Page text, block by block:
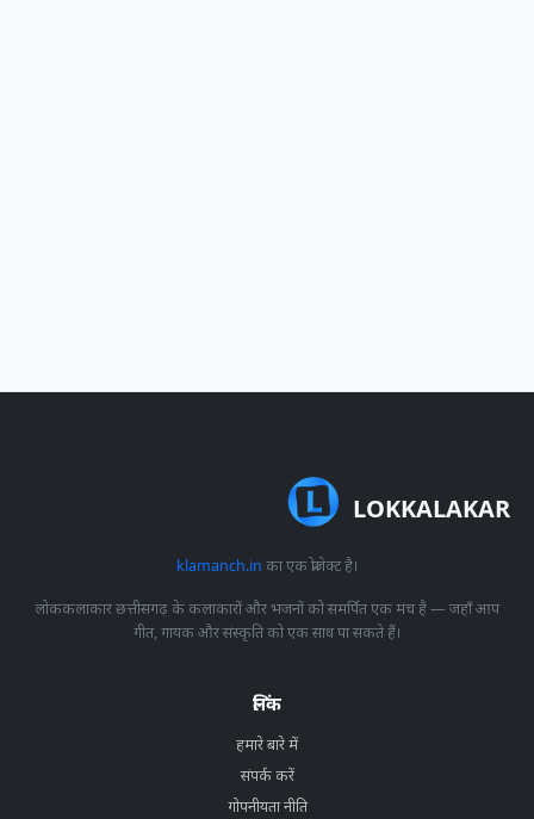
LOKKALAKAR
klamanch.in का एक प्रोजेक्ट है।
लोककलाकार छत्तीसगढ़ के कलाकारों और भजनों को समर्पित एक मंच है — जहाँ आप
गीत, गायक और संस्कृति को एक साथ पा सकते हैं।
लिंक
हमारे बारे में
संपर्क करें
गोपनीयता नीति